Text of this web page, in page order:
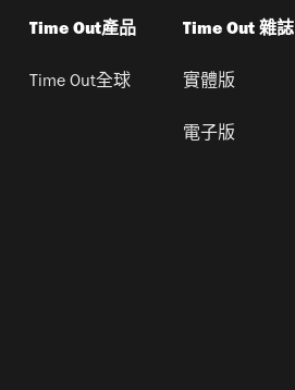
Time Out產品
Time Out全球
Time Out 雜誌
實體版
電子版